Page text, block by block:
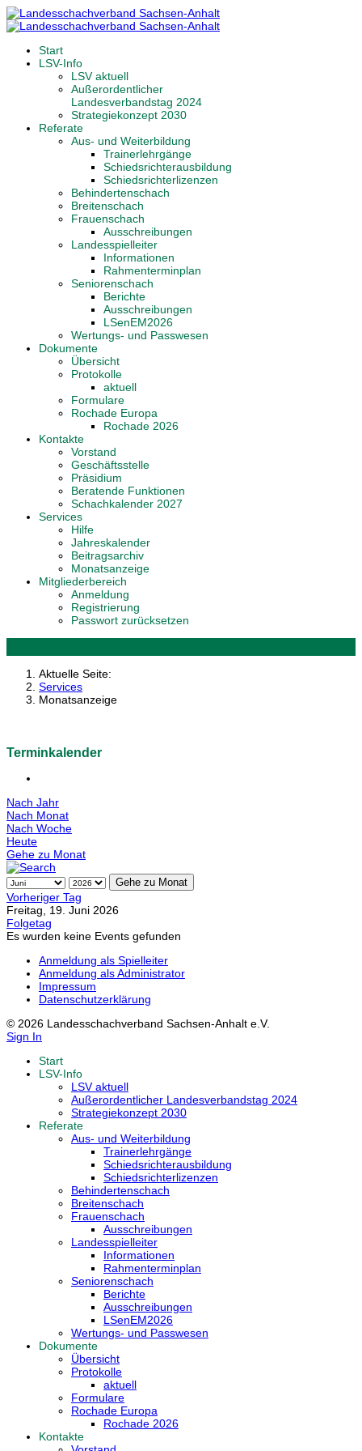
Start
LSV-Info
LSV aktuell
Außerordentlicher
Landesverbandstag 2024
Strategiekonzept 2030
Referate
Aus- und Weiterbildung
Trainerlehrgänge
Schiedsrichterausbildung
Schiedsrichterlizenzen
Behindertenschach
Breitenschach
Frauenschach
Ausschreibungen
Landesspielleiter
Informationen
Rahmenterminplan
Seniorenschach
Berichte
Ausschreibungen
LSenEM2026
Wertungs- und Passwesen
Dokumente
Übersicht
Protokolle
aktuell
Formulare
Rochade Europa
Rochade 2026
Kontakte
Vorstand
Geschäftsstelle
Präsidium
Beratende Funktionen
Schachkalender 2027
Services
Hilfe
Jahreskalender
Beitragsarchiv
Monatsanzeige
Mitgliederbereich
Anmeldung
Registrierung
Passwort zurücksetzen
Aktuelle Seite:
Services
Monatsanzeige
Terminkalender
Nach Jahr
Nach Monat
Nach Woche
Heute
Gehe zu Monat
Gehe zu Monat
Vorheriger Tag
Freitag, 19. Juni 2026
Folgetag
Es wurden keine Events gefunden
Anmeldung als Spielleiter
Anmeldung als Administrator
Impressum
Datenschutzerklärung
© 2026 Landesschachverband Sachsen-Anhalt e.V.
Sign In
Start
LSV-Info
LSV aktuell
Außerordentlicher Landesverbandstag 2024
Strategiekonzept 2030
Referate
Aus- und Weiterbildung
Trainerlehrgänge
Schiedsrichterausbildung
Schiedsrichterlizenzen
Behindertenschach
Breitenschach
Frauenschach
Ausschreibungen
Landesspielleiter
Informationen
Rahmenterminplan
Seniorenschach
Berichte
Ausschreibungen
LSenEM2026
Wertungs- und Passwesen
Dokumente
Übersicht
Protokolle
aktuell
Formulare
Rochade Europa
Rochade 2026
Kontakte